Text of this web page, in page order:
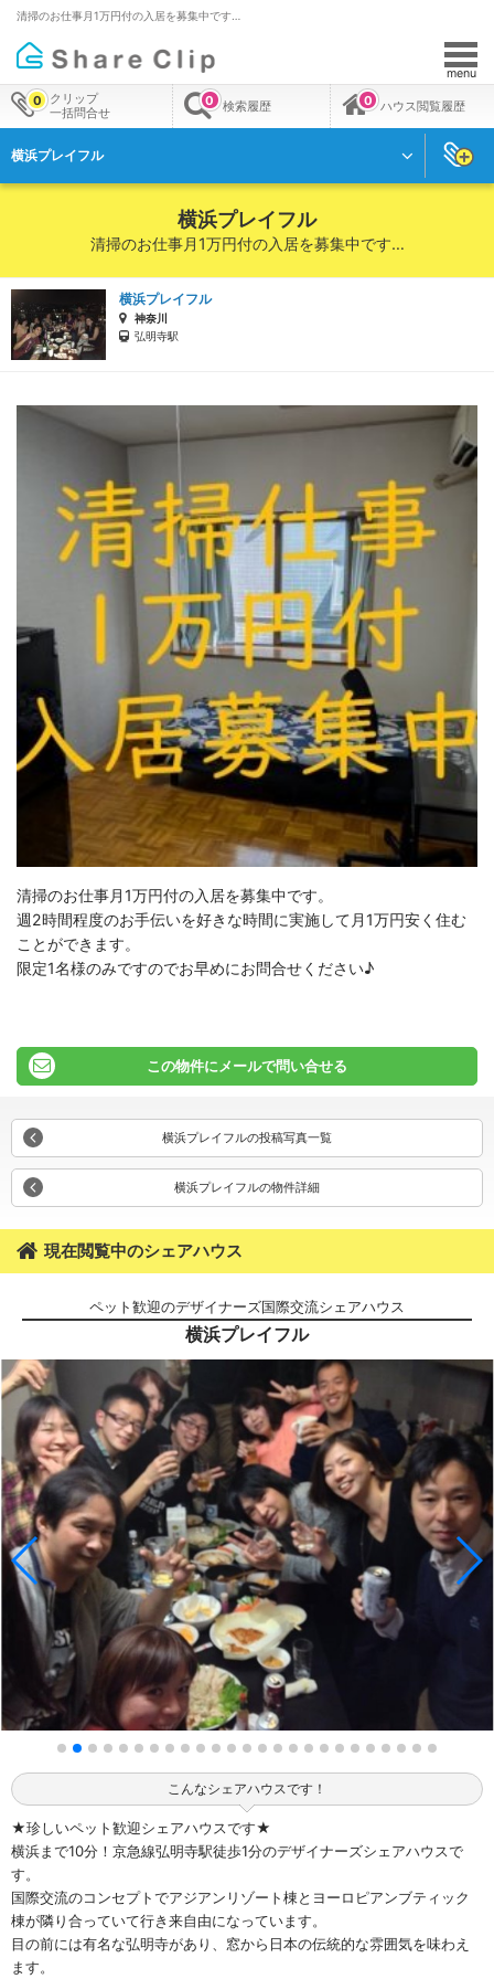
清掃のお仕事月1万円付の入居を募集中です…
menu
クリップ
一括問合せ
0 検索履歴
0 ハウス閲覧履歴
0
横浜プレイフル
横浜プレイフル
清掃のお仕事月1万円付の入居を募集中です…
横浜プレイフル
神奈川
弘明寺駅
清掃のお仕事月1万円付の入居を募集中です。
週2時間程度のお手伝いを好きな時間に実施して月1万円安く住む
ことができます。
限定1名様のみですのでお早めにお問合せください♪
この物件にメールで問い合せる
横浜プレイフルの投稿写真一覧
横浜プレイフルの物件詳細
現在閲覧中のシェアハウス
ペット歓迎のデザイナーズ国際交流シェアハウス
横浜プレイフル
こんなシェアハウスです！
★珍しいペット歓迎シェアハウスです★
横浜まで10分！京急線弘明寺駅徒歩1分のデザイナーズシェアハウスで
す。
国際交流のコンセプトでアジアンリゾート棟とヨーロピアンブティック
棟が隣り合っていて行き来自由になっています。
目の前には有名な弘明寺があり、窓から日本の伝統的な雰囲気を味わえ
ます。